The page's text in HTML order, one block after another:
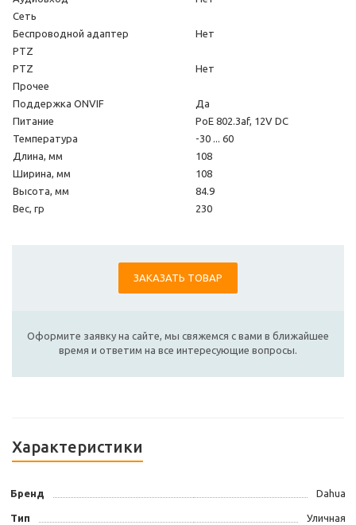
Сеть
Беспроводной адаптер
Нет
PTZ
PTZ
Нет
Прочее
Поддержка ONVIF
Да
Питание
PoE 802.3af, 12V DC
Температура
-30 ... 60
Длина, мм
108
Ширина, мм
108
Высота, мм
84.9
Вес, гр
230
ЗАКАЗАТЬ ТОВАР
Оформите заявку на сайте, мы свяжемся с вами в ближайшее
время и ответим на все интересующие вопросы.
Характеристики
Бренд Dahua
Тип Уличная